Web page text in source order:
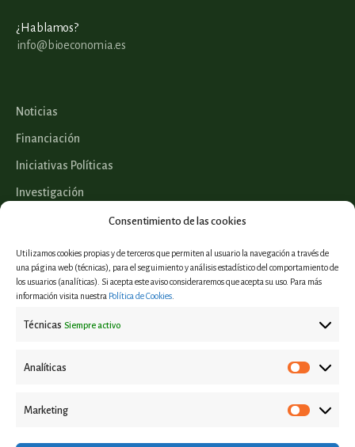
Consentimiento de las cookies
Utilizamos cookies propias y de terceros que permiten al usuario la navegación a través de
una página web (técnicas), para el seguimiento y análisis estadístico del comportamiento de
los usuarios (analíticas). Si acepta este aviso consideraremos que acepta su uso. Para más
información visita nuestra Política de Cookies
Técnicas Siempre activo
Analíticas
Marketing
¿Hablamos?
info@bioeconomia.es
Noticias
Financiación
Iniciativas Políticas
Investigación
Proyectos
Eventos